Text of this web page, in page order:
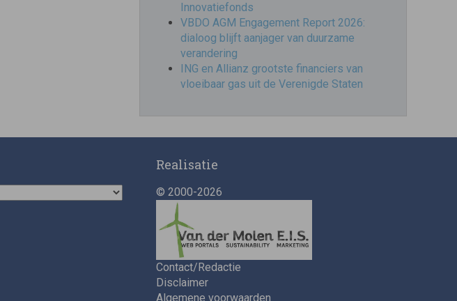
Innovatiefonds
VBDO AGM Engagement Report 2026:
dialoog blijft aanjager van duurzame
verandering
ING en Allianz grootste financiers van
vloeibaar gas uit de Verenigde Staten
Realisatie
© 2000-2026
Contact/Redactie
Disclaimer
Algemene voorwaarden